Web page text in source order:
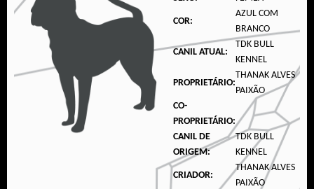
COR:
AZUL COM
BRANCO
CANIL ATUAL:
TDK BULL
KENNEL
PROPRIETÁRIO:
THANAK ALVES
PAIXÃO
CO-
PROPRIETÁRIO:
CANIL DE
ORIGEM:
TDK BULL
KENNEL
CRIADOR:
THANAK ALVES
PAIXÃO